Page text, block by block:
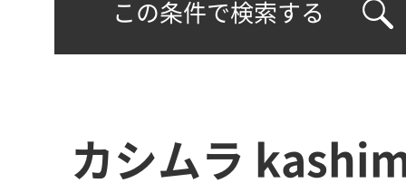
この条件で検索する
カシムラ